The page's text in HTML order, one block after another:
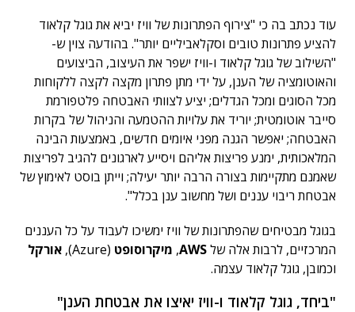
עוד נכתב בה כי "צירוף הפתרונות של וויז יביא את גוגל קלאוד
להציע פתרונות טובים וסקלאביליים יותר". בהודעה צוין ש-
"השילוב של גוגל קלאוד ו-וויז ישפר את העיצוב, הביצועים
והאוטומציה של הענן, על ידי מתן פתרון מקצה לקצה ללקוחות
מכל הסוגים ומכל הגדלים; יציע לצוותי האבטחה פלטפורמת
סייבר אוטומטית; יוריד את עלויות ההטמעה והניהול של בקרות
האבטחה; יאפשר הגנה מפני איומים חדשים, באמצעות הבינה
המלאכותית, ימנע פריצות אליהם ויסייע לארגונים להגיב לפריצות
שאמנם מתקיימות בצורה הרבה יותר יעילה; וייתן בוסט לאימוץ של
אבטחת ריבוי עננים ושל מחשוב ענן בכלל".
בגוגל מבטיחים שהפתרונות של וויז ימשיכו לעבוד על כל העננים
המרכזיים, לרבות אלה שלAWS
, מיקרוסופט (Azure),
אורקל
וכמובן, גוגל קלאוד עצמה.
"ביחד, גוגל קלאוד ו-וויז יאיצו את אבטחת הענן"